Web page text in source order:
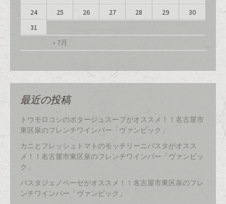
« 7月
24
25 26 27 28 29
30
31
最近の投稿
トウモロコシのポタージュスープがオススメ！！名古屋市
東区泉のフレンチワインバー「ヴァンビック」
カニとフレッシュトマトのモッチリーニパスタがオスス
メ！！名古屋市東区泉のフレンチワインバー「ヴァンビッ
ク」
パスタジェノベーゼがオススメ！！名古屋市東区泉のフレ
ンチワインバー「ヴァンビック」